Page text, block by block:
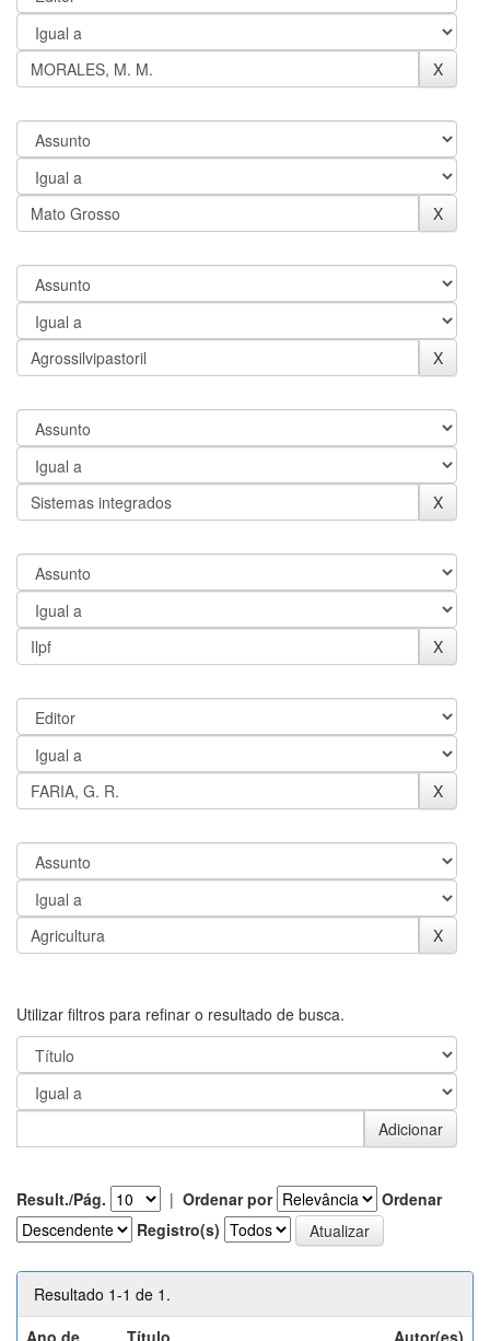
Utilizar filtros para refinar o resultado de busca.
Result./Pág. | Ordenar por
Ordenar
Registro(s)
Resultado 1-1 de 1.
Ano de
Título Autor(es)